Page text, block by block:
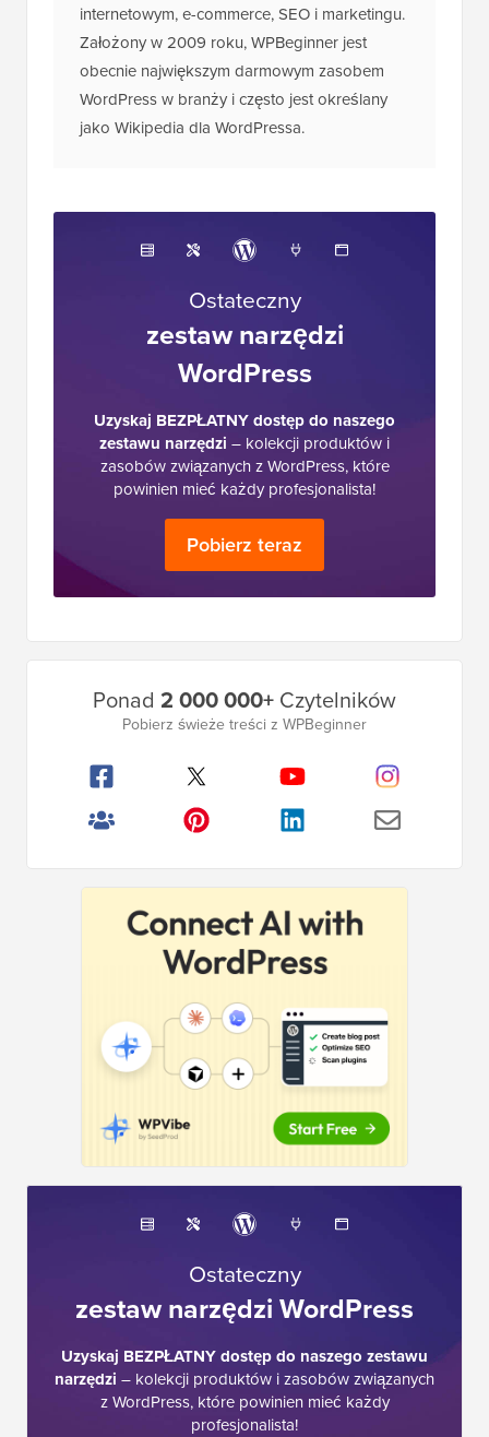
doświadczenia w WordPress, hostingu
internetowym, e-commerce, SEO i marketingu.
Założony w 2009 roku, WPBeginner jest
obecnie największym darmowym zasobem
WordPress w branży i często jest określany
Ostateczny
zestaw narzędzi
Uzyskaj BEZPŁATNY dostęp do naszego
zestawu narzędzi– kolekcji produktów i
zasobów związanych z WordPress, które
powinien mieć każdy profesjonalista!
Pobierz teraz
Główny
boczny
Ponad2 000 000+Czytelników
Ostateczny
zestaw narzędzi WordPress
Uzyskaj BEZPŁATNY dostęp do naszego zestawu
narzędzi– kolekcji produktów i zasobów związanych
z WordPress, które powinien mieć każdy